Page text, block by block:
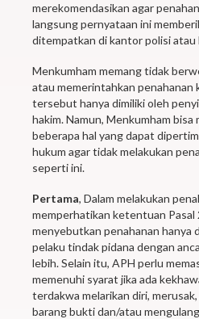
merekomendasikan agar
langsung pernyataan ini
ditempatkan di kantor polisi atau
Menkumham memang tidak
atau memerintahkan penahanan
tersebut hanya dimiliki oleh
hakim. Namun, Menkumham
beberapa hal yang dapat
hukum agar tidak melakukan
seperti ini.
Pertama, Dalam melakukan
memperhatikan ketentuan Pasal
menyebutkan penahanan hanya
pelaku tindak pidana dengan
lebih. Selain itu, APH perlu
memenuhi syarat jika ada
terdakwa melarikan diri,
barang bukti dan/atau